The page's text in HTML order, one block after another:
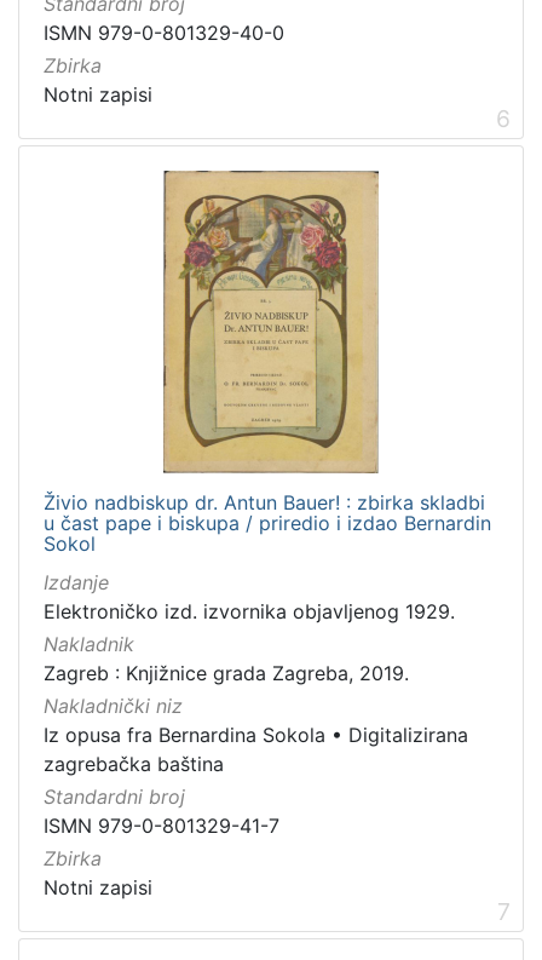
ISMN 979-0-801329-40-0
Zbirka
Notni zapisi
6
Živio nadbiskup dr. Antun Bauer! : zbirka skladbi
u čast pape i biskupa / priredio i izdao Bernardin
Sokol
Izdanje
Elektroničko izd. izvornika objavljenog 1929.
Nakladnik
Zagreb : Knjižnice grada Zagreba, 2019.
Nakladnički niz
Iz opusa fra Bernardina Sokola • Digitalizirana
zagrebačka baština
Standardni broj
ISMN 979-0-801329-41-7
Zbirka
Notni zapisi
7